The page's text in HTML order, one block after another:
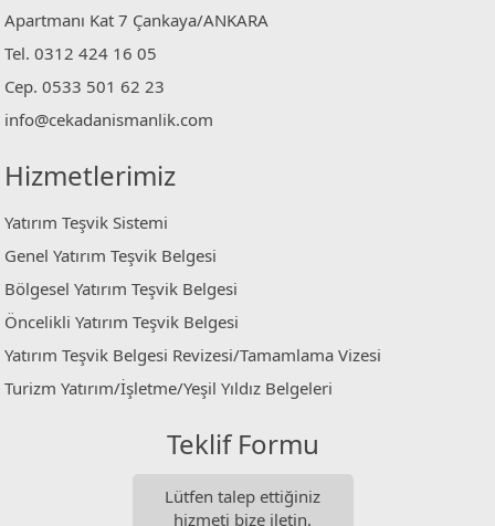
Apartmanı Kat 7 Çankaya/ANKARA
Tel. 0312 424 16 05
Cep. 0533 501 62 23
info@cekadanismanlik.com
Hizmetlerimiz
Yatırım Teşvik Sistemi
Genel Yatırım Teşvik Belgesi
Bölgesel Yatırım Teşvik Belgesi
Öncelikli Yatırım Teşvik Belgesi
Yatırım Teşvik Belgesi Revizesi/Tamamlama Vizesi
Turizm Yatırım/İşletme/Yeşil Yıldız Belgeleri
Teklif Formu
Lütfen talep ettiğiniz
hizmeti bize iletin.